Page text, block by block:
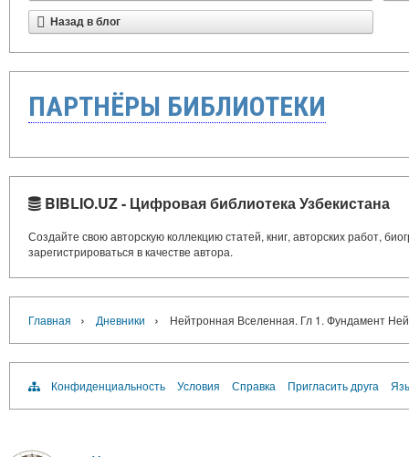
Назад в блог
ПАРТНЁРЫ БИБЛИОТЕКИ
BIBLIO.UZ - Цифровая библиотека Узбекистана
Создайте свою авторскую коллекцию статей, книг, авторских работ,
зарегистрироваться в качестве автора.
Главная › Дневники › Нейтронная Вселенная. Гл 1. Фундамент
Конфиденциальность Условия Справка Пригласить друга